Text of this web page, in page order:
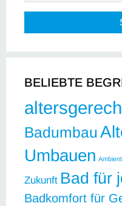
BELIEBTE
Badumbau
Umbauen
Zukunft Bad für
Badkomfort für